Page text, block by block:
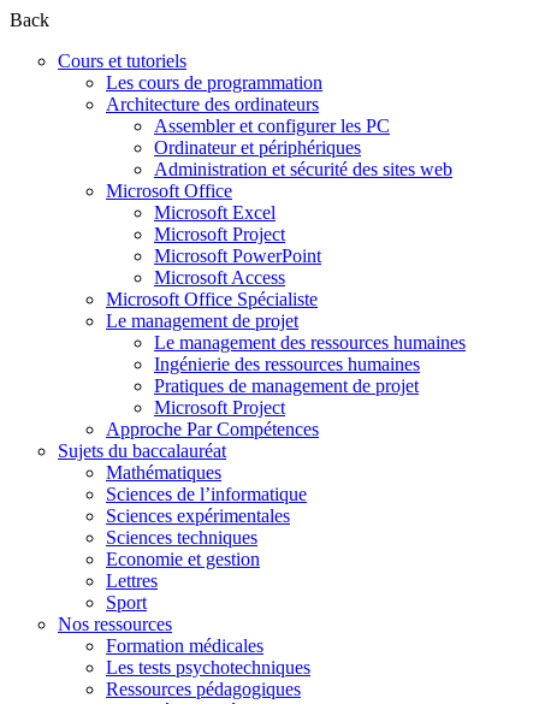
Back
Cours et tutoriels
Les cours de programmation
Architecture des ordinateurs
Assembler et configurer les PC
Ordinateur et périphériques
Administration et sécurité des sites web
Microsoft Office
Microsoft Excel
Microsoft Project
Microsoft PowerPoint
Microsoft Access
Microsoft Office Spécialiste
Le management de projet
Le management des ressources humaines
Ingénierie des ressources humaines
Pratiques de management de projet
Microsoft Project
Approche Par Compétences
Sujets du baccalauréat
Mathématiques
Sciences de l’informatique
Sciences expérimentales
Sciences techniques
Economie et gestion
Lettres
Sport
Nos ressources
Formation médicales
Les tests psychotechniques
Ressources pédagogiques